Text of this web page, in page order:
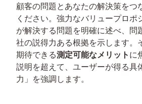
顧客の問題とあなたの解決策をつ
ください。強力なバリュープロポ
が解決する問題を明確に述べ、問
社の説得力ある根拠を示します。
期待できる測定可能なメリット に
説明を超えて、ユーザーが得る具
力」を強調します。